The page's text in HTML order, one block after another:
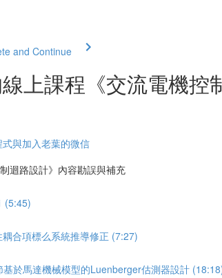
and Continue
上課程《交流電機控
與加入老葉的微信
迴路設計》內容勘誤與補充
(5:45)
合項標么系統推導修正 (7:27)
於馬達機械模型的Luenberger估測器設計